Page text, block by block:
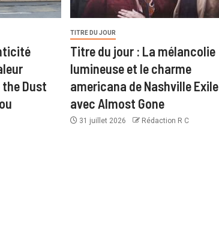
Dust
TITRE DU JOUR
Titre du jour : La mélancolie
lumineuse et le charme
americana de Nashville Exile
avec Almost Gone
31 juillet 2026 Rédaction R C